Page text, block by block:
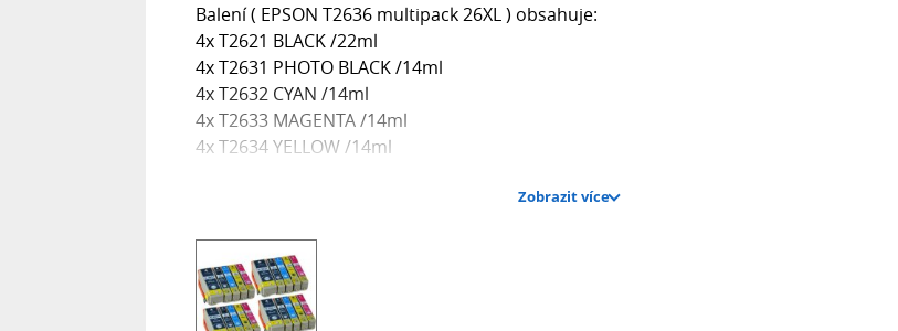
Balení ( EPSON T2636 multipack 26XL ) obsahuje:
4x T2621 BLACK /22ml
4x T2631 PHOTO BLACK /14ml
4x T2632 CYAN /14ml
4x T2633 MAGENTA /14ml
4x T2634 YELLOW /14ml
(20pack) EPSON T2636 / T2616 multipack 26XL - kompatibilní náplně do tiskárny Epson
Náplně jsou zcela nové, vyrobené v továrně podle ISO norem pro vynikající tisk jako s
originální kazetou. Jedná se o velmi kvalitní, bezproblémové barvy do tiskárny s
prodlouženou zárukou 10 let! Náplně mají zvětšený objem inkoustu. Jsou dodávány ve
Zobrazit více